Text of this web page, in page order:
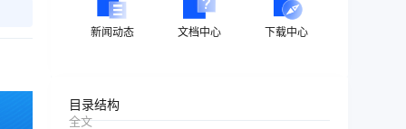
美国高防2区[推荐]
新闻动态 文档中心 下载中心
目录结构
全文